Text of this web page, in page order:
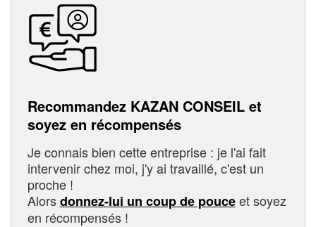
Recommandez KAZAN CONSEIL et
soyez en récompensés
Je connais bien cette entreprise : je l'ai fait
intervenir chez moi, j'y ai travaillé, c'est un
proche !
Alorsdonnez-lui un coup de pouceet soyez
en récompensés !